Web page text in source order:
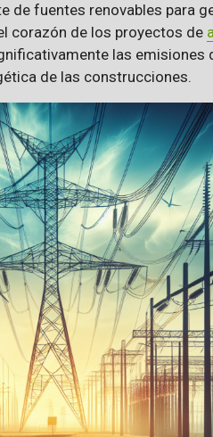
de fuentes renovables para
corazón de los proyectos de
las emisiones
de las construcciones.